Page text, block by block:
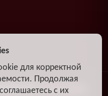
Литвиненко
для корректной
Продолжая
с их